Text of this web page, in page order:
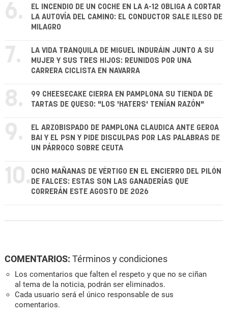
6.
EL INCENDIO DE UN COCHE EN LA A-12 OBLIGA A CORTAR
LA AUTOVÍA DEL CAMINO: EL CONDUCTOR SALE ILESO DE
MILAGRO
7.
LA VIDA TRANQUILA DE MIGUEL INDURÁIN JUNTO A SU
MUJER Y SUS TRES HIJOS: REUNIDOS POR UNA
CARRERA CICLISTA EN NAVARRA
8.
99 CHEESECAKE CIERRA EN PAMPLONA SU TIENDA DE
TARTAS DE QUESO: "LOS 'HATERS' TENÍAN RAZÓN"
9.
EL ARZOBISPADO DE PAMPLONA CLAUDICA ANTE GEROA
BAI Y EL PSN Y PIDE DISCULPAS POR LAS PALABRAS DE
UN PÁRROCO SOBRE CEUTA
10. OCHO MAÑANAS DE VÉRTIGO EN EL ENCIERRO DEL PILÓN
DE FALCES: ESTAS SON LAS GANADERÍAS QUE
CORRERÁN ESTE AGOSTO DE 2026
COMENTARIOS: Términos y condiciones
Los comentarios que falten el respeto y que no se ciñan
al tema de la noticia, podrán ser eliminados.
Cada usuario será el único responsable de sus
comentarios.